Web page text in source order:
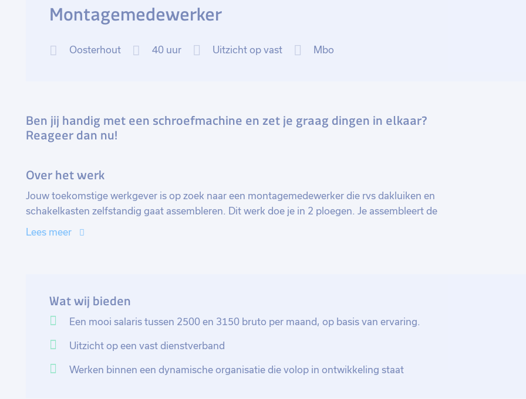
Montagemedewerker
Oosterhout 40 uur Uitzicht op vast Mbo
Ben jij handig met een schroefmachine en zet je graag dingen in elkaar?
Reageer dan nu!
Over het werk
Jouw toekomstige werkgever is op zoek naar een montagemedewerker die rvs dakluiken en
schakelkasten zelfstandig gaat assembleren. Dit werk doe je in 2 ploegen. Je assembleert de
producten volgens de gewenste montagevoorschriften en kwaliteitseisen. Je werkzaamheden
kwaliteitsafdeling. Mocht het nodig zijn dan ben je bereid om bij te springen met andere
productiewerkzaamheden.
Lees meer
Wat wij bieden
Een mooi salaris tussen 2500 en 3150 bruto per maand, op basis van ervaring.
Uitzicht op een vast dienstverband
Werken binnen een dynamische organisatie die volop in ontwikkeling staat